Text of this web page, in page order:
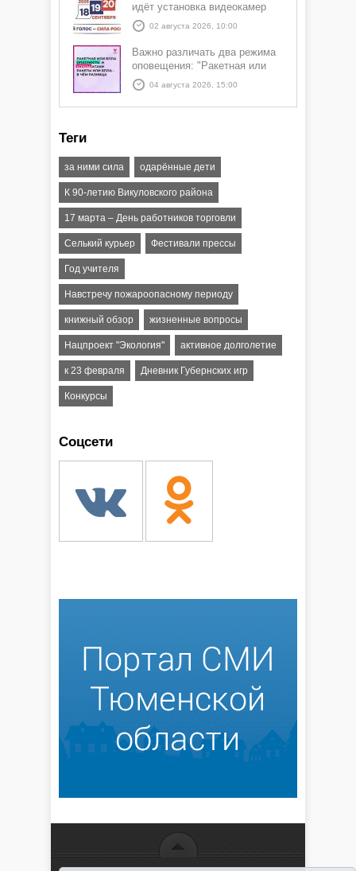
идёт установка видеокамер
02 августа 2026, 10:00
Важно различать два режима
оповещения: "Ракетная или
БПЛА опасность" и "Угроза
атаки ракеты или БПЛА"
04 августа 2026, 15:00
Теги
за ними сила одарённые дети
К 90-летию Викуловского района
17 марта – День работников торговли
Селький курьер Фестивали прессы
Год учителя
Навстречу пожароопасному периоду
книжный обзор жизненные вопросы
Нацпроект "Экология" активное долголетие
к 23 февраля Дневник Губернских игр
Конкурсы
Соцсети